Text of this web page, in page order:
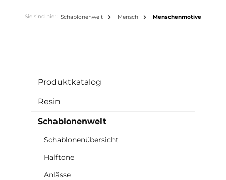
Sie sind hier: Schablonenwelt Mensch Menschenmotive
Produktkatalog
Resin
Schablonenwelt
Schablonenübersicht
Halftone
Anlässe